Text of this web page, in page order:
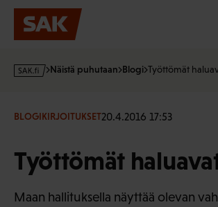
Hyppää
sisältöön
s
·
Näistä puhutaan Blogi Työttömät
BLOGIKIRJOITUKSET20.4.2016 17:53
Työttömät
Maan hallituksella näyttää olevan